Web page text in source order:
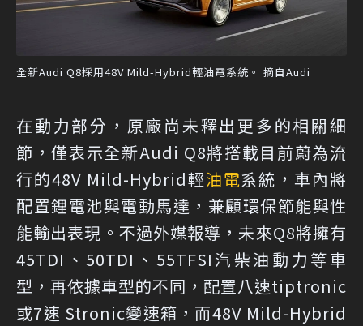
全新Audi Q8採用48V Mild-Hybrid輕油電系統。 摘自Audi
在動力部分，原廠尚未釋出更多的相關細
節，僅表示全新Audi Q8將搭載目前蔚為流
行的48V Mild-Hybrid輕油電系統，車內將
配置鋰電池與電動馬達，兼顧環保節能與性
能輸出表現。不過外媒報導，未來Q8將擁有
45TDI、50TDI、55TFSI汽柴油動力等車
型，再依據車型的不同，配置八速tiptronic
或7速 Stronic變速箱，而48V Mild-Hybrid